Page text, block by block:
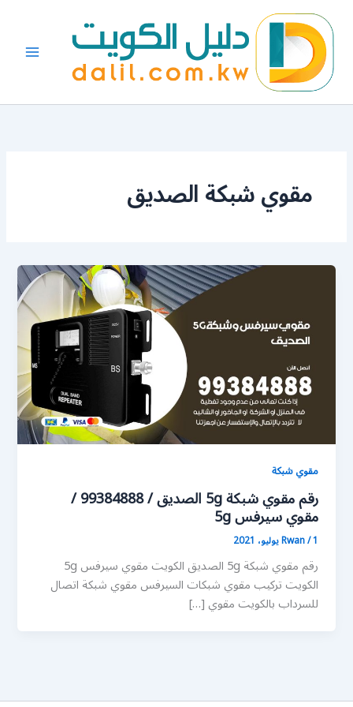
المحتوى
مقوي شبكة الصديق
مقوي شبكة
رقم مقوي شبكة 5g الصديق / 99384888 /
مقوي سيرفس 5g
Rwan/1 يوليو، 2021
رقم مقوي شبكة 5g الصديق الكويت مقوي سيرفس 5g
الكويت تركيب مقوي شبكات السيرفس مقوي شبكة اتصال
للسرداب بالكويت مقوي […]